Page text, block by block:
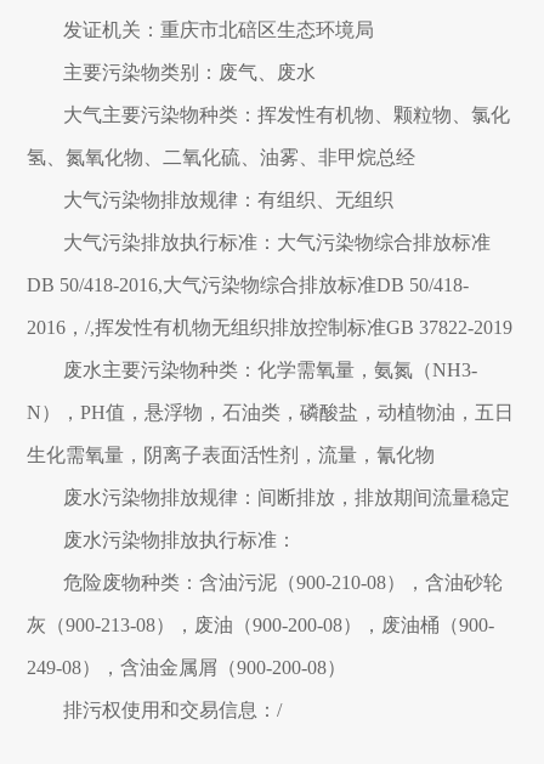
发证机关：重庆市北碚区生态环境局
主要污染物类别：废气、废水
大气主要污染物种类：挥发性有机物、颗粒物、氯化
氢、氮氧化物、二氧化硫、油雾、非甲烷总经
大气污染物排放规律：有组织、无组织
大气污染排放执行标准：大气污染物综合排放标准
DB 50/418-2016,大气污染物综合排放标准DB 50/418-
2016，/,挥发性有机物无组织排放控制标准GB 37822-2019
废水主要污染物种类：化学需氧量，氨氮（NH3-
N），PH值，悬浮物，石油类，磷酸盐，动植物油，五日
生化需氧量，阴离子表面活性剂，流量，氰化物
废水污染物排放规律：间断排放，排放期间流量稳定
废水污染物排放执行标准：
危险废物种类：含油污泥（900-210-08），含油砂轮
灰（900-213-08），废油（900-200-08），废油桶（900-
249-08），含油金属屑（900-200-08）
排污权使用和交易信息：/